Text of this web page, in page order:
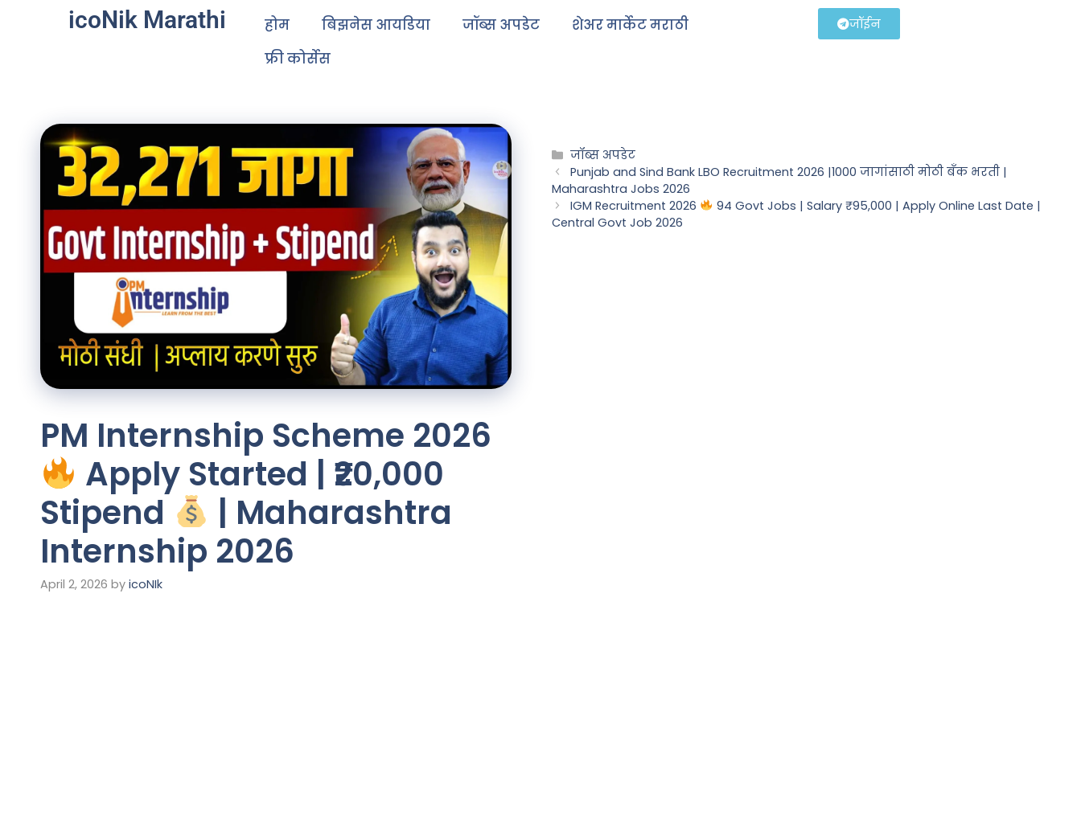
icoNik Marathi होम बिझनेस आयडिया जॉब्स अपडेट
शेअर मार्केट मराठी
फ्री कोर्सेस
जॉईन
PM Internship Scheme 2026
Apply Started | ₹20,000
Stipend
| Maharashtra
Internship 2026
April 2, 2026 by icoNIk
जॉब्स अपडेट
Punjab and Sind Bank LBO Recruitment 2026 |1000 जागांसाठी मोठी बँक भरती |
Maharashtra Jobs 2026
IGM Recruitment 2026
94 Govt Jobs | Salary ₹95,000 | Apply Online Last Date |
Central Govt Job 2026